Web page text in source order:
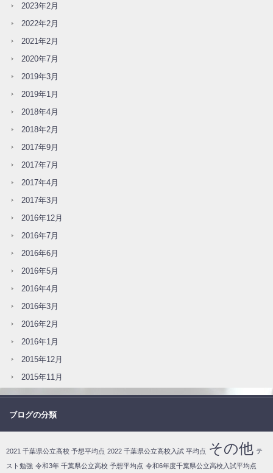
2023年2月
2022年2月
2021年2月
2020年7月
2019年3月
2019年1月
2018年4月
2018年2月
2017年9月
2017年7月
2017年4月
2017年3月
2016年12月
2016年7月
2016年6月
2016年5月
2016年4月
2016年3月
2016年2月
2016年1月
2015年12月
2015年11月
ブログの分類
2021 千葉県公立高校 予想平均点 2022 千葉県公立高校入試 平均点 その他 テ
スト勉強 令和3年 千葉県公立高校 予想平均点 令和6年度千葉県公立高校入試平均点